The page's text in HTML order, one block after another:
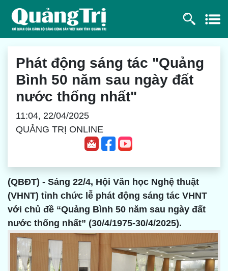
Phát động sáng tác "Quảng
Bình 50 năm sau ngày đất
nước thống nhất"
11:04, 22/04/2025
QUẢNG TRỊ ONLINE
(QBĐT) - Sáng 22/4, Hội Văn học Nghệ thuật
(VHNT) tỉnh chức lễ phát động sáng tác VHNT
với chủ đề “Quảng Bình 50 năm sau ngày đất
nước thống nhất” (30/4/1975-30/4/2025).